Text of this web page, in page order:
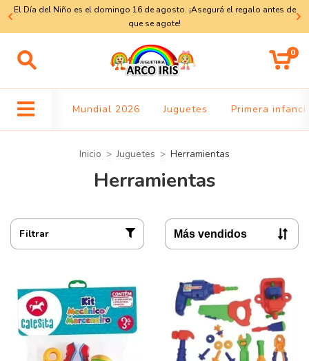
El Día del Niño es el domingo 16 de agosto. ¡Asegurá el regalo antes de
que se agote!
0
Mundial 2026 Juguetes Primera
Inicio > Juguetes > Herramientas
Herramientas
Filtrar